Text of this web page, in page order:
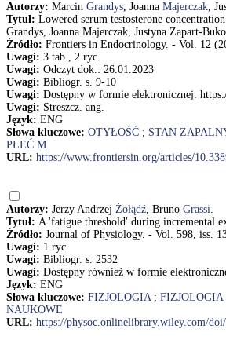
Autorzy: Marcin Grandys, Joanna Majerczak,
Tytuł: Lowered serum testosterone
Grandys, Joanna Majerczak, Justyna Zapart-
Źródło: Frontiers in Endocrinology. - Vol. 12
Uwagi: 3 tab., 2 ryc.
Uwagi: Odczyt dok.: 26.01.2023
Uwagi: Bibliogr. s. 9-10
Uwagi: Dostępny w formie elektronicznej:
Uwagi: Streszcz. ang.
Język: ENG
Słowa kluczowe: OTYŁOŚĆ ; STAN
PŁEĆ M.
URL: https://www.frontiersin.org/articles/
Autorzy: Jerzy Andrzej Żołądź, Bruno Grassi.
Tytuł: A 'fatigue threshold' during incremental
Źródło: Journal of Physiology. - Vol. 598, iss.
Uwagi: 1 ryc.
Uwagi: Bibliogr. s. 2532
Uwagi: Dostępny również w formie
Język: ENG
Słowa kluczowe: FIZJOLOGIA;
NAUKOWE
URL: https://physoc.onlinelibrary.wiley.com/